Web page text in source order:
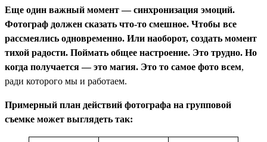
Еще один важный момент — синхронизация эмоций.
Фотограф должен сказать что-то смешное. Чтобы все
рассмеялись одновременно. Или наоборот, создать момент
тихой радости. Поймать общее настроение. Это трудно. Но
когда получается — это магия. Это то самое фото всем,
ради которого мы и работаем.
Примерный план действий фотографа на групповой
съемке может выглядеть так: